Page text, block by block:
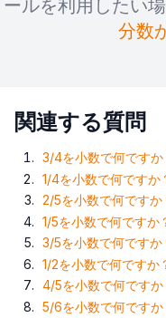
ールを利用したい
分数
関連する質問
3/4を小数で何ですか
1/4を小数で何ですか
2/5を小数で何ですか
1/5を小数で何ですか
3/5を小数で何ですか
1/2を小数で何ですか
4/5を小数で何ですか
5/6を小数で何ですか